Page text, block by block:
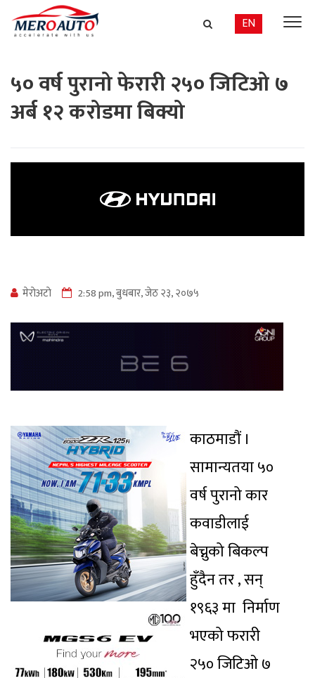
EN
५० वर्ष पुरानो फेरारी २५० जिटिओ ७
अर्ब १२ करोडमा बिक्यो
मेराेअटाे 2:58 pm, बुधबार, जेठ २३, २०७५
काठमाडौं ।
सामान्यतया ५०
वर्ष पुरानो कार
कवाडीलाई
बेच्नुको बिकल्प
हुँदैन तर , सन्
१९६३ मा निर्माण
भएको फरारी
२५० जिटिओ ७